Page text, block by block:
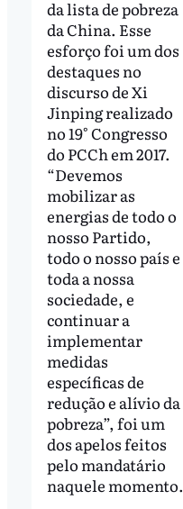
da lista de pobreza
da China. Esse
esforço foi um dos
destaques no
discurso de Xi
Jinping realizado
no 19° Congresso
do PCCh em 2017.
“Devemos
mobilizar as
energias de todo o
nosso Partido,
todo o nosso país e
toda a nossa
sociedade, e
continuar a
implementar
medidas
específicas de
redução e alívio da
pobreza”, foi um
dos apelos feitos
pelo mandatário
naquele momento.